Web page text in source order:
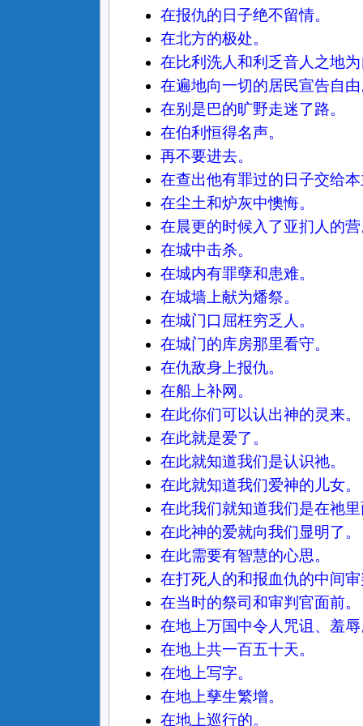
在报仇的日子绝不留情。
在北方的极处。
在比利洗人和利乏音人之地为
在遍地向一切的居民宣告自由
在别是巴的旷野走迷了路。
在伯利恒得名声。
再不要进去。
在查出他有罪过的日子交给本
在尘土和炉灰中懊悔。
在晨更的时候入了亚扪人的营
在城中击杀。
在城内有罪孽和患难。
在城墙上献为燔祭。
在城门口屈枉穷乏人。
在城门的库房那里看守。
在仇敌身上报仇。
在船上补网。
在此你们可以认出神的灵来。
在此就是爱了。
在此就知道我们是认识祂。
在此就知道我们爱神的儿女。
在此我们就知道我们是在祂里
在此神的爱就向我们显明了。
在此需要有智慧的心思。
在打死人的和报血仇的中间审
在当时的祭司和审判官面前。
在地上万国中令人咒诅、羞辱
在地上共一百五十天。
在地上写字。
在地上孳生繁增。
在地上巡行的。